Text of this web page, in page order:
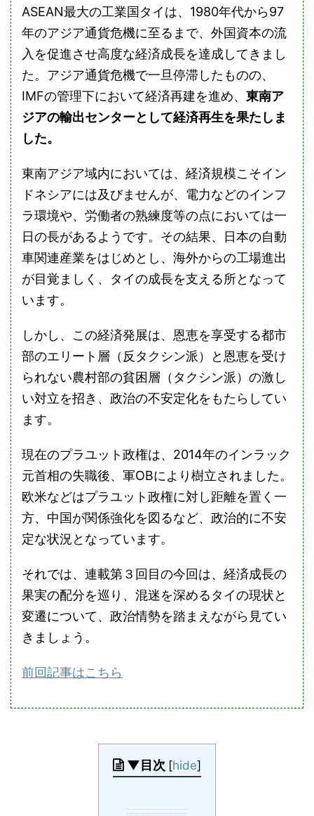
ASEAN最大の工業国タイは、1980年代から97
年のアジア通貨危機に至るまで、外国資本の流
入を促進させ高度な経済成長を達成してきまし
た。アジア通貨危機で一旦停滞したものの、
IMFの管理下において経済再建を進め、 東南ア
ジアの輸出センターとして経済再生を果たしま
した。
東南アジア域内においては、経済規模こそイン
ドネシアには及びませんが、電力などのインフ
ラ環境や、労働者の熟練度等の点においては一
日の長があるようです。その結果、日本の自動
車関連産業をはじめとし、海外からの工場進出
が目覚ましく、タイの成長を支える所となって
います。
しかし、この経済発展は、恩恵を享受する都市
部のエリート層（反タクシン派）と恩恵を受け
られない農村部の貧困層（タクシン派）の激し
い対立を招き、政治の不安定化をもたらしてい
ます。
現在のプラユット政権は、2014年のインラック
元首相の失職後、軍OBにより樹立されました。
欧米などはプラユット政権に対し距離を置く一
方、中国が関係強化を図るなど、政治的に不安
定な状況となっています。
それでは、連載第３回目の今回は、経済成長の
果実の配分を巡り、混迷を深めるタイの現状と
変遷について、政治情勢を踏まえながら見てい
きましょう。
前回記事はこちら
▼目次 [hide]